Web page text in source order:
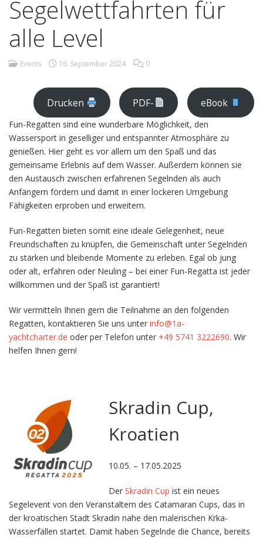
Segelwettfahrten für
alle Level
Events 16. September 2024 0
Drucken PDF- eBook
Fun-Regatten sind eine wunderbare Möglichkeit, den
Wassersport in geselliger und entspannter Atmosphäre zu
genießen. Hier geht es vor allem um den Spaß und das
gemeinsame Erlebnis auf dem Wasser. Außerdem können sie
den Austausch zwischen erfahrenen Segelnden als auch
Anfängern fördern und damit in einer lockeren Umgebung
Fähigkeiten erproben und erweitern.
Fun-Regatten bieten somit eine ideale Gelegenheit, neue
Freundschaften zu knüpfen, die Gemeinschaft unter Segelnden
zu stärken und bleibende Momente zu erleben. Egal ob jung
oder alt, erfahren oder Neuling – bei einer Fun-Regatta ist jeder
willkommen und der Spaß ist garantiert!
Wir vermitteln Ihnen gern die Teilnahme an den folgenden
Regatten, kontaktieren Sie uns unter info@1a-
yachtcharter.de oder per Telefon unter +49 5741 3222690. Wir
helfen Ihnen gern!
Skradin Cup,
Kroatien
10.05. – 17.05.2025
Der Skradin Cup ist ein neues
Segelevent von den Veranstaltern des Catamaran Cups, das in
der kroatischen Stadt Skradin nahe den malerischen Krka-
Wasserfällen startet. Damit haben Segelnde die Chance, bereits